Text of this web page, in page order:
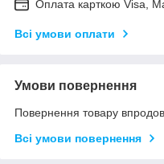
Оплата карткою Visa,
Всі умови оплати
Умови повернення
Повернення товару
Всі умови повернення